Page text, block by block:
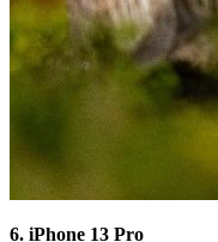
6. iPhone 13 Pro